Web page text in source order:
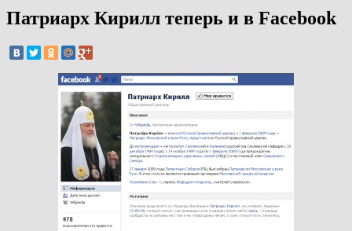
Патриарх Кирилл теперь и в Facebook